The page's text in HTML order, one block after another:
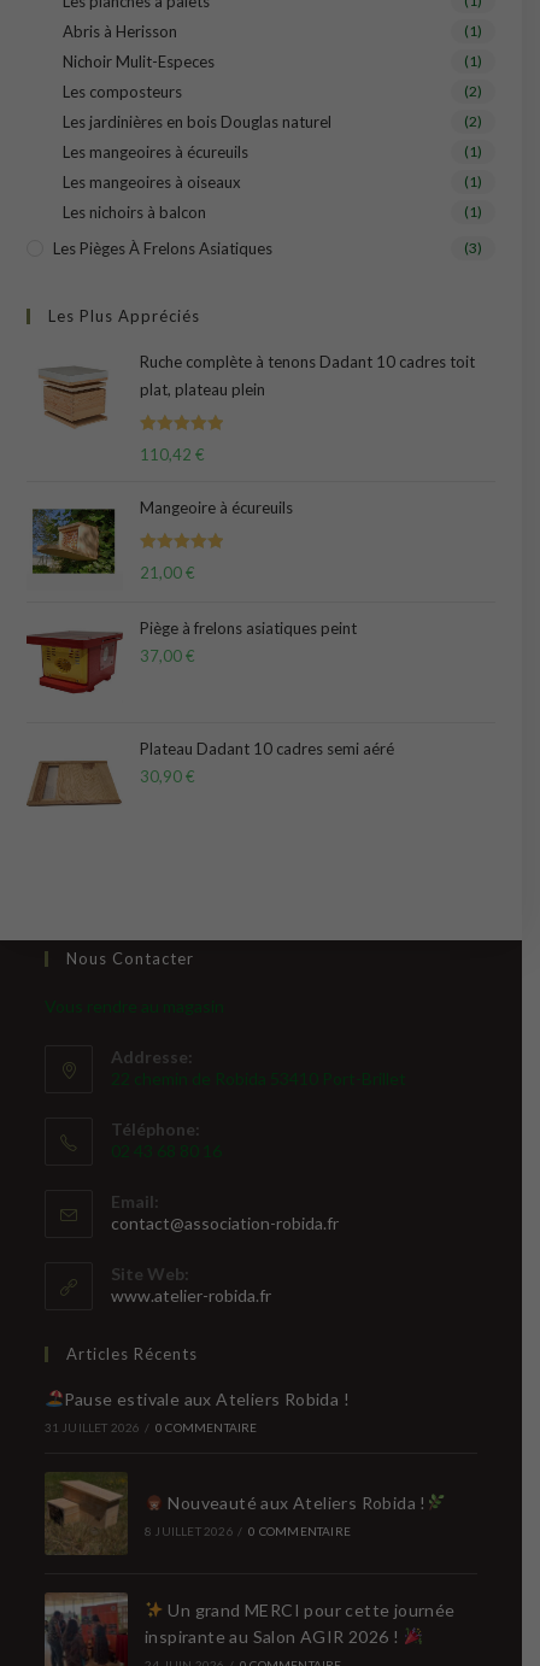
Abris à Herisson (1)
Nichoir Mulit-Especes (1)
Les composteurs (2)
Les jardinières en bois Douglas naturel (2)
Les mangeoires à écureuils (1)
Les mangeoires à oiseaux (1)
Les nichoirs à balcon (1)
Les Pièges À Frelons Asiatiques (3)
Les Plus Appréciés
Ruche complète à tenons Dadant 10 cadres toit
plat, plateau plein
Note
5.00
110,42 €
Mangeoire à écureuils
Note 5.00
21,00€
Piège à frelons asiatiques peint
37,00€
Plateau Dadant 10 cadres semi aéré
30,90€
Nous Contacter
Vous rendre au magasin
Addresse:
22 chemin de Robida 53410 Port-Brillet
Téléphone:
02 43 68 80 16
Email:
contact@association-robida.frS’ouvre
Site Web:
www.atelier-robida.fr
Articles Récents
Pause estivale aux Ateliers Robida !
31 JUILLET 2026 / 0 COMMENTAIRE
Nouveauté aux Ateliers Robida !
8 JUILLET 2026 / 0 COMMENTAIRE
Un grand MERCI pour cette journée
inspirante au Salon AGIR 2026 !